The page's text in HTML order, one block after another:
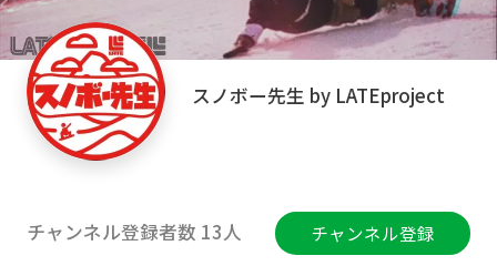
スノボー先生 by LATEproject
チャンネル登録者数 13人 チャンネル登録